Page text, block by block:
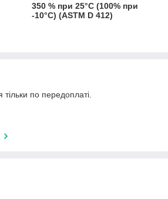
350 % при 25°C (100% при
-10°C) (ASTM D 412)
тільки по передоплаті.